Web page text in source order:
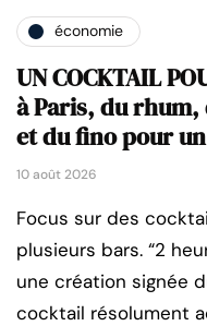
économie
UN COCKTAIL
à Paris, du rhum,
et du fino pour
10 août 2026
Focus sur des
plusieurs bars. “2
une création signée
cocktail résolument